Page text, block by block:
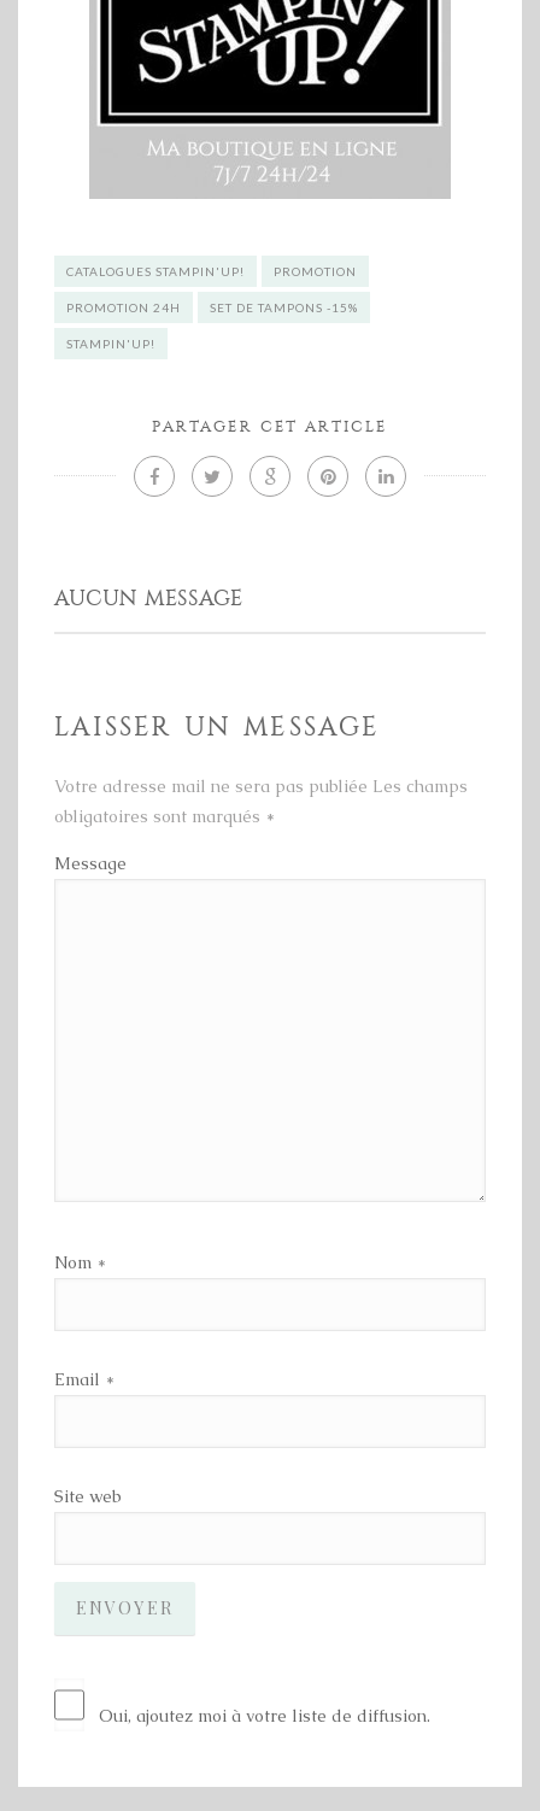
CATALOGUES STAMPIN'UP! PROMOTION
PROMOTION 24H SET DE TAMPONS -15%
STAMPIN'UP!
PARTAGER CET ARTICLE
AUCUN MESSAGE
LAISSER UN MESSAGE
Votre adresse mail ne sera pas publiée Les champs
obligatoires sont marqués *
Message
Nom *
Email *
Site web
Oui, ajoutez moi à votre liste de diffusion.